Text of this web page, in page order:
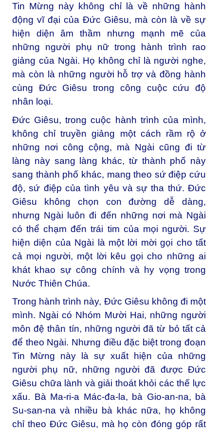
Tin Mừng này không chỉ là về những hành
động vĩ đại của Đức Giêsu, mà còn là về sự
hiện diện âm thầm nhưng mạnh mẽ của
những người phụ nữ trong hành trình rao
giảng của Ngài. Họ không chỉ là người nghe,
mà còn là những người hỗ trợ và đồng hành
cùng Đức Giêsu trong công cuộc cứu độ
nhân loại.
Đức Giêsu, trong cuộc hành trình của mình,
không chỉ truyền giảng một cách rầm rộ ở
những nơi công cộng, mà Ngài cũng đi từ
làng này sang làng khác, từ thành phố này
sang thành phố khác, mang theo sứ điệp cứu
độ, sứ điệp của tình yêu và sự tha thứ. Đức
Giêsu không chọn con đường dễ dàng,
nhưng Ngài luôn đi đến những nơi mà Ngài
có thể chạm đến trái tim của mọi người. Sự
hiện diện của Ngài là một lời mời gọi cho tất
cả mọi người, một lời kêu gọi cho những ai
khát khao sự công chính và hy vọng trong
Nước Thiên Chúa.
Trong hành trình này, Đức Giêsu không đi một
mình. Ngài có Nhóm Mười Hai, những người
môn đệ thân tín, những người đã từ bỏ tất cả
để theo Ngài. Nhưng điều đặc biệt trong đoạn
Tin Mừng này là sự xuất hiện của những
người phụ nữ, những người đã được Đức
Giêsu chữa lành và giải thoát khỏi các thế lực
xấu. Bà Ma-ri-a Mác-đa-la, bà Gio-an-na, bà
Su-san-na và nhiều bà khác nữa, họ không
chỉ theo Đức Giêsu, mà họ còn đóng góp rất